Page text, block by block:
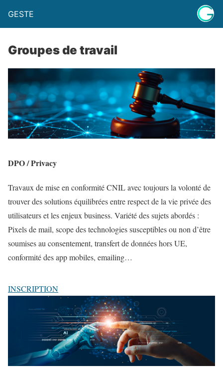
GESTE
Groupes de travail
DPO / Privacy
Travaux de mise en conformité CNIL avec toujours la volonté de
trouver des solutions équilibrées entre respect de la vie privée des
utilisateurs et les enjeux business. Variété des sujets abordés :
Pixels de mail, scope des technologies susceptibles ou non d’être
soumises au consentement, transfert de données hors UE,
conformité des app mobiles, emailing…
INSCRIPTION